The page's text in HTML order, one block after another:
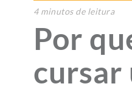
4 minutosde leitura
Por
cursar